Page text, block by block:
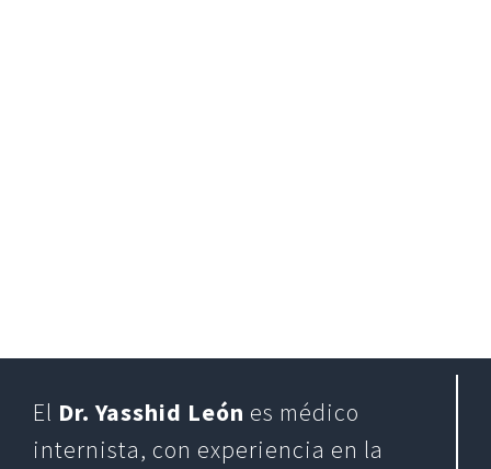
El Dr. Yasshid León es médico
internista, con experiencia en la